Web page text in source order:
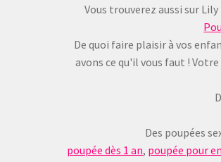
Vous trouverez aussi sur
De quoi faire plaisir à vos
avons ce qu'il vous faut !
Des poupées
poupée dès 1 an, poupée pour